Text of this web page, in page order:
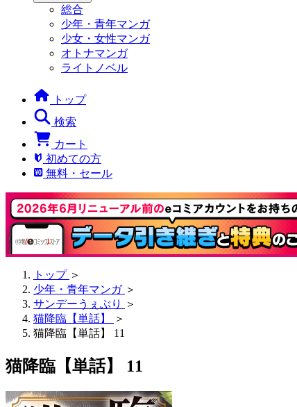
総合
少年・青年マンガ
少女・女性マンガ
オトナマンガ
ライトノベル
トップ
検索
カート
初めての方
無料・セール
トップ ＞
少年・青年マンガ ＞
サンデーうぇぶり
＞
猫降臨【単話】
＞
猫降臨【単話】 11
猫降臨【単話】 11